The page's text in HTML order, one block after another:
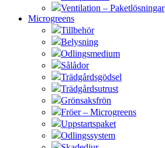
Ventilation – Paketlösningar
Microgreens
Tillbehör
Belysning
Odlingsmedium
Sålådor
Trädgårdsgödsel
Trädgårdsutrust
Grönsaksfrön
Fröer – Microgreens
Uppstartspaket
Odlingssystem